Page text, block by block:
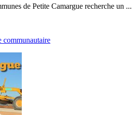
de Petite Camargue recherche un ...
communautaire